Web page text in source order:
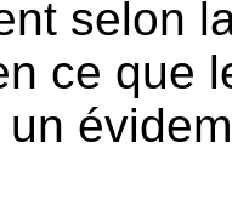
selon
ce que